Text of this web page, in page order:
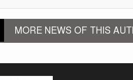
MORE NEWS OF THIS